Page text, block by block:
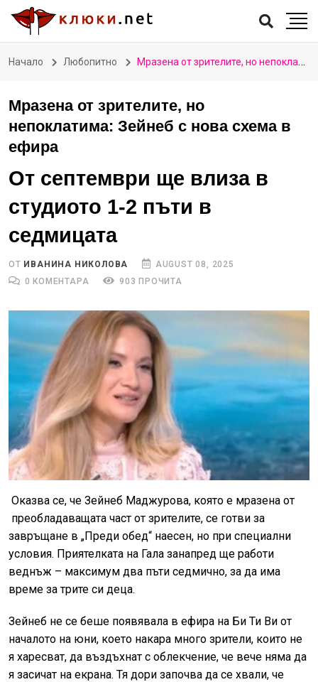
Начало Любопитно Мразена от зрителите, но непоклатима: Зейнеб с нова схема в ефира
Мразена от зрителите, но
непоклатима: Зейнеб с нова схема в
ефира
От септември ще влиза в
студиото 1-2 пъти в
седмицата
ОТ ИВАНИНА НИКОЛОВА
AUGUST 08, 2025
0 КОМЕНТАРА
903 ПРОЧИТА
Оказва се, че Зейнеб Маджурова, която е мразена от
преобладаващата част от зрителите, се готви за
завръщане в „Преди обед“ наесен, но при специални
условия. Приятелката на Гала занапред ще работи
веднъж – максимум два пъти седмично, за да има
време за трите си деца.
Зейнеб не се беше появявала в ефира на Би Ти Ви от
началото на юни, което накара много зрители, които не
я харесват, да въздъхнат с облекчение, че вече няма да
я засичат на екрана. Тя дори започва да се хвали, че